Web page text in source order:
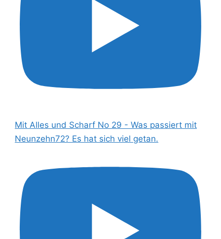
Mit Alles und Scharf No 29 - Was passiert mit
Neunzehn72? Es hat sich viel getan.